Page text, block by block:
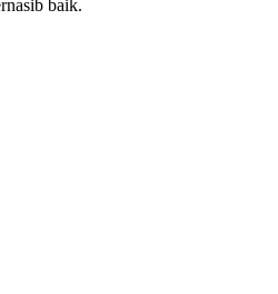
baik.